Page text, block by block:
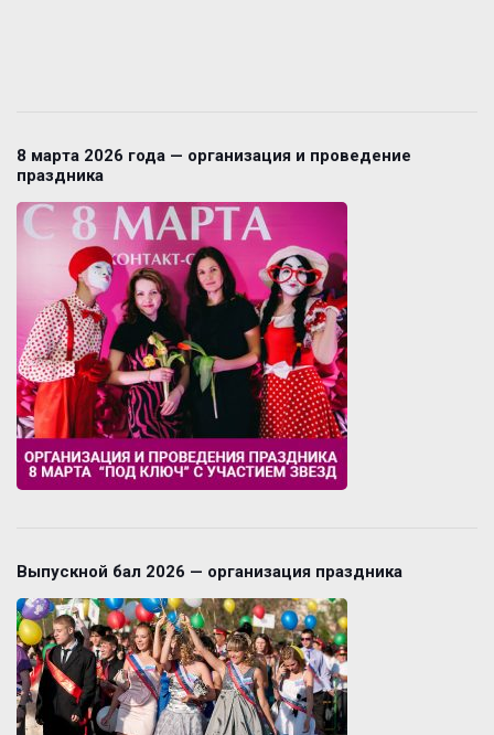
8 марта 2026 года — организация и проведение
праздника
Выпускной бал 2026 — организация праздника